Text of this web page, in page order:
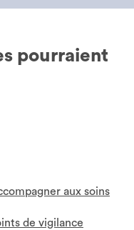
pourraient
aux soins
de vigilance